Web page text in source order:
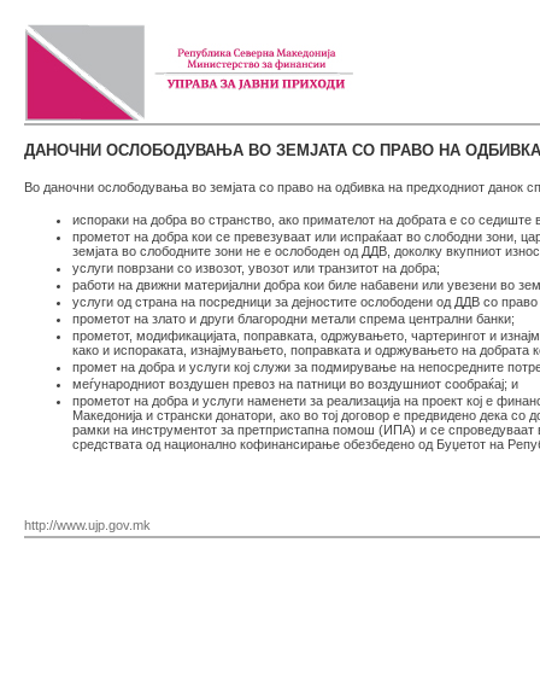
ДАНОЧНИ ОСЛОБОДУВАЊА ВО ЗЕМЈАТА СО ПРАВО НА
Во даночни ослободувања во земјата со право на одбивка на предходниот данок
испораки на добра во странство, ако примателот на добрата е со седиште
прометот на добра кои се превезуваат или испраќаат во слободни зони,
земјата во слободните зони не е ослободен од ДДВ, доколку вкупниот
услуги поврзани со извозот, увозот или транзитот на добра;
работи на движни материјални добра кои биле набавени или увезени во
услуги од страна на посредници за дејностите ослободени од ДДВ со
прометот на злато и други благородни метали спрема централни банки;
прометот, модификацијата, поправката, одржувањето, чартерингот и
како и испораката, изнајмувањето, поправката и одржувањето на добрата
промет на добра и услуги кој служи за подмирување на непосредните
меѓународниот воздушен превоз на патници во воздушниот сообраќај; и
прометот на добра и услуги наменети за реализација на проект кој е
Македонија и странски донатори, ако во тој договор е предвидено дека
рамки на инструментот за претпристапна помош (ИПА) и се
средствата од национално кофинансирање обезбедено од Буџетот на
http://www.ujp.gov.mk